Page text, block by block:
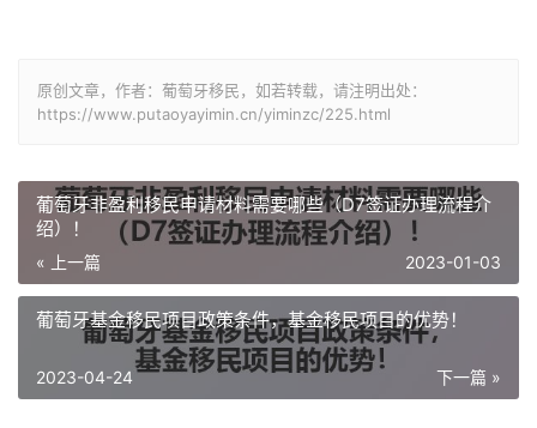
原创文章，作者：葡萄牙移民，如若转载，请注明出处：
https://www.putaoyayimin.cn/yiminzc/225.html
葡萄牙非盈利移民申请材料需要哪些（D7签证办理流程介
绍）！
« 上一篇 2023-01-03
葡萄牙基金移民项目政策条件，基金移民项目的优势！
下一篇 »
2023-04-24